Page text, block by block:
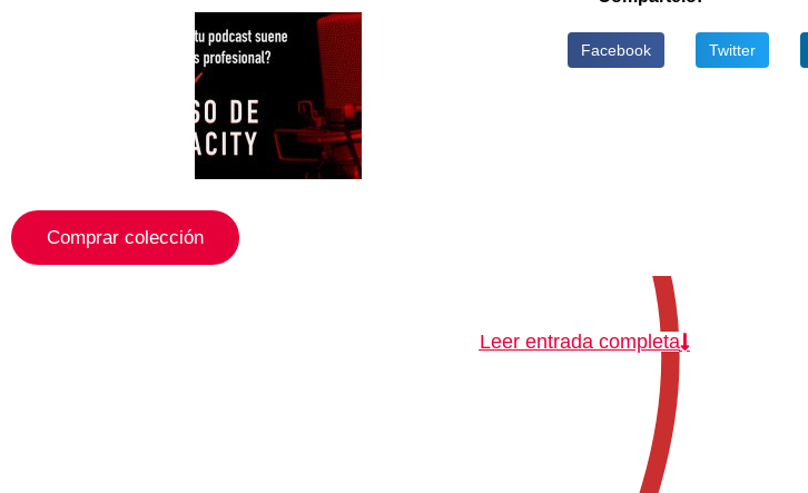
Comprar colección
Facebook Twitter
Leer entrada completa